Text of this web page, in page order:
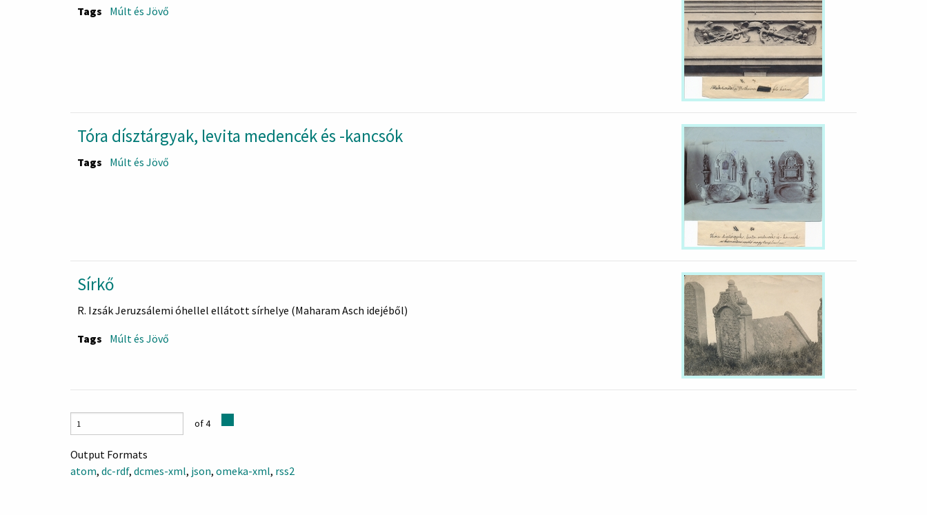
Tags Múlt és Jövő
Tóra dísztárgyak, levita medencék és -kancsók
Tags Múlt és Jövő
Sírkő
R. Izsák Jeruzsálemi óhellel ellátott sírhelye (Maharam Asch idejéből)
Tags Múlt és Jövő
of 4
Output Formats
atom, dc-rdf, dcmes-xml, json, omeka-xml, rss2